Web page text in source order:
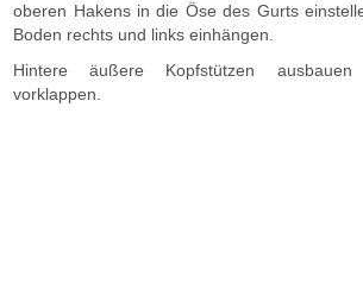
oberen Hakens in die Öse des Gurts
Boden rechts und links einhängen.
Hintere äußere Kopfstützen
vorklappen.